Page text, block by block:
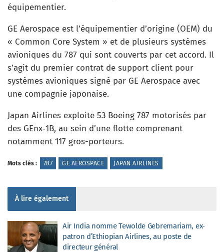
équipementier.
GE Aerospace est l’équipementier d’origine (OEM) du
« Common Core System » et de plusieurs systèmes
avioniques du 787 qui sont couverts par cet accord. Il
s’agit du premier contrat de support client pour
systèmes avioniques signé par GE Aerospace avec
une compagnie japonaise.
Japan Airlines exploite 53 Boeing 787 motorisés par
des GEnx‑1B, au sein d’une flotte comprenant
notamment 117 gros-porteurs.
Mots clés : 787 GE AEROSPACE JAPAN AIRLINES
À lire également
Air India nomme Tewolde Gebremariam, ex-
patron d’Ethiopian Airlines, au poste de
directeur général